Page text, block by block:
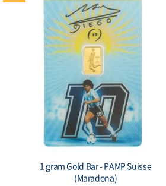
2026 Australia 1 kilo Silver Lunar Horse
BU (Series III) Color